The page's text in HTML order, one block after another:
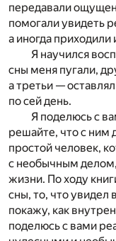
передавали
помогали увидеть
а иногда
Я научился
сны меня пугали,
а третьи —
по сей день.
Я поделюсь с
решайте, что с ним
простой человек,
с необычным
жизни. По ходу
сны, то, что увидел
покажу, как
поделюсь с вами